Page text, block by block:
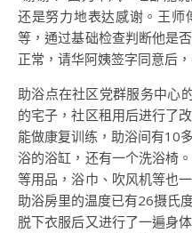
还是努力地表达感谢。王
等，通过基础检查判断他是
正常，请华阿姨签字同意后
助浴点在社区党群服务中心
的宅子，社区租用后进行了
能做康复训练，助浴间有10
浴的浴缸，还有一个洗浴椅
等用品，浴巾、吹风机等也
助浴房里的温度已有26摄氏
脱下衣服后又进行了一遍身